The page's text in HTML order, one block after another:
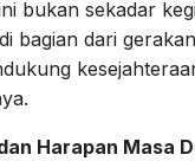
bukan sekadar
bagian dari
Harapan Masa